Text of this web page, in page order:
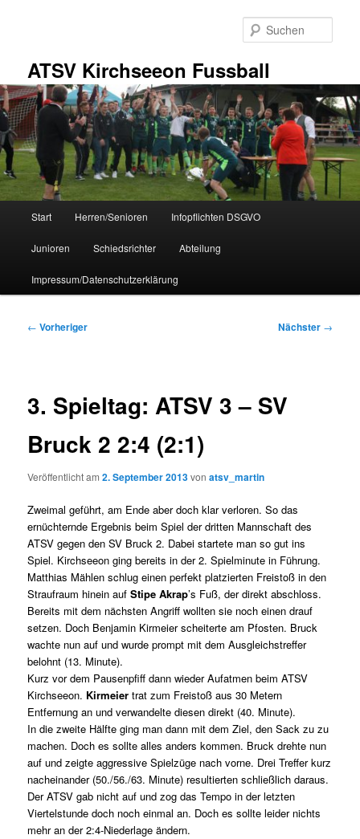
ATSV Kirchseeon Fussball
Start Herren/Senioren Infopflichten DSGVO
Junioren Schiedsrichter Abteilung
Impressum/Datenschutzerklärung
Beitragsnavigation
← Vorheriger Nächster →
3. Spieltag: ATSV 3 – SV
Bruck 2 2:4 (2:1)
Veröffentlicht am2. September 2013vonatsv_martin
Zweimal geführt, am Ende aber doch klar verloren. So das
ernüchternde Ergebnis beim Spiel der dritten Mannschaft des
ATSV gegen den SV Bruck 2. Dabei startete man so gut ins
Spiel. Kirchseeon ging bereits in der 2. Spielminute in Führung.
Matthias Mählen schlug einen perfekt platzierten Freistoß in den
Straufraum hinein aufStipe Akrap’s Fuß, der direkt abschloss.
Bereits mit dem nächsten Angriff wollten sie noch einen drauf
setzen. Doch Benjamin Kirmeier scheiterte am Pfosten. Bruck
wachte nun auf und wurde prompt mit dem Ausgleichstreffer
belohnt (13. Minute).
Kurz vor dem Pausenpfiff dann wieder Aufatmen beim ATSV
Kirchseeon. Kirmeier trat zum Freistoß aus 30 Metern
Entfernung an und verwandelte diesen direkt (40. Minute).
In die zweite Hälfte ging man dann mit dem Ziel, den Sack zu zu
machen. Doch es sollte alles anders kommen. Bruck drehte nun
auf und zeigte aggressive Spielzüge nach vorne. Drei Treffer kurz
nacheinander (50./56./63. Minute) resultierten schließlich daraus.
Der ATSV gab nicht auf und zog das Tempo in der letzten
Viertelstunde doch noch einmal an. Doch es sollte leider nichts
mehr an der 2:4-Niederlage ändern.